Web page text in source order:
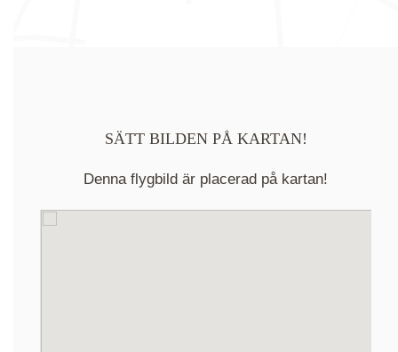
SÄTT BILDEN PÅ KARTAN!
Denna flygbild är placerad på kartan!